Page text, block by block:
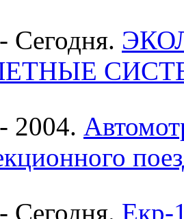
Сегодня.
2004.
Сегодня. Екр-